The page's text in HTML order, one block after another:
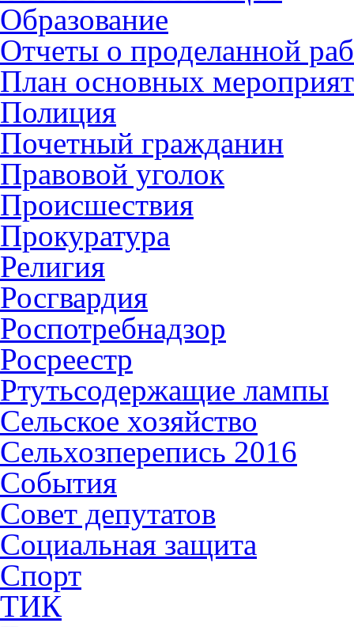
Образование
Отчеты о проделанной
План основных
Полиция
Почетный гражданин
Правовой уголок
Происшествия
Прокуратура
Религия
Росгвардия
Роспотребнадзор
Росреестр
Ртутьсодержащие лампы
Сельское хозяйство
Сельхозперепись 2016
События
Совет депутатов
Социальная защита
Спорт
ТИК